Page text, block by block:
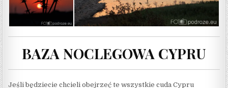
BAZA NOCLEGOWA CYPRU
Jeśli będziecie chcieli obejrzeć te wszystkie cuda Cypru